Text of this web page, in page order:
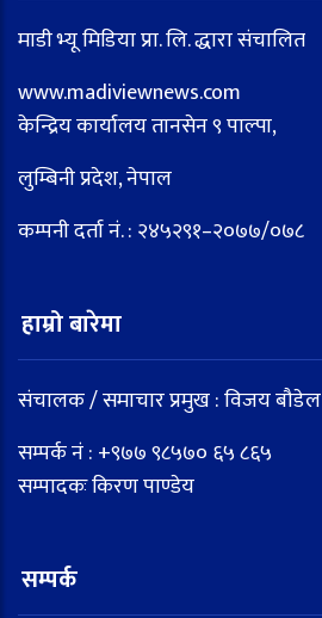
माडी भ्यू मिडिया प्रा. लि. द्धारा संचालित
www.madiviewnews.com
केन्द्रिय कार्यालय तानसेन ९ पाल्पा,
लुम्बिनी प्रदेश, नेपाल
कम्पनी दर्ता नं. : २४५२९१–२०७७/०७८
हाम्रो बारेमा
संचालक / समाचार प्रमुख : विजय बौडेल
सम्पर्क नं : +९७७ ९८५७० ६५ ८६५
सम्पादकः किरण पाण्डेय
सम्पर्क